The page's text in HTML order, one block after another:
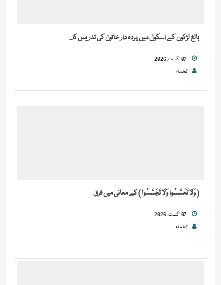
بالغ لڑکوں کے اسکول میں پردہ دار خاتون کی تدریس کا...
العلماء
( وَلَا تَحَسَّسُوا وَلَا تَجَسَّسُوا ) کے معانی میں فرق
العلماء